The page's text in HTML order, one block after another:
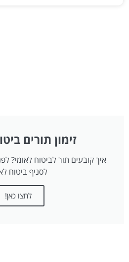
זימון תורים
איך קובעים תור לביטוח לאומי?
לסניף ביטוח
לחצו כאן!